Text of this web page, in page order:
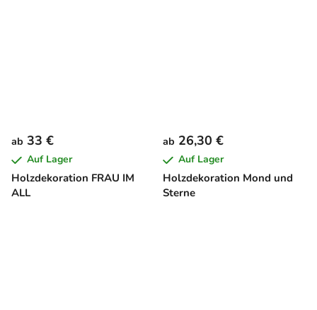
Holzdekoration FRAU IM
ALL
ab 33 €
Auf Lager
Holzdekoration Mond und
Sterne
ab 26,30 €
Auf Lager